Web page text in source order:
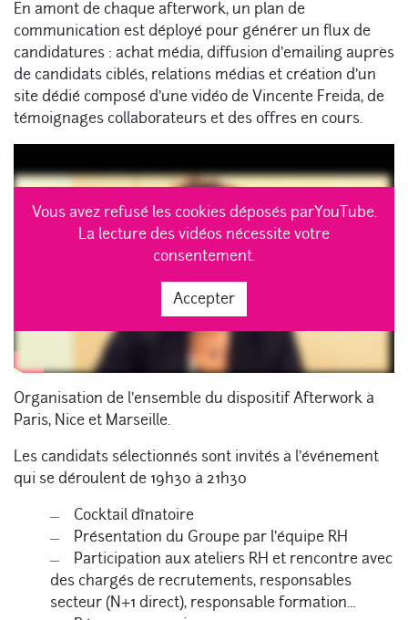
En amont de chaque afterwork, un plan de
communication est déployé pour générer un flux de
candidatures : achat média, diffusion d’emailing auprès
de candidats ciblés, relations médias et création d’un
site dédié composé d’une vidéo de Vincente Freida, de
témoignages collaborateurs et des offres en cours.
Vous avez refusé les cookies déposés parYouTube.
La lecture des vidéos nécessite votre
consentement.
Accepter
Organisation de l’ensemble du dispositif Afterwork à
Paris, Nice et Marseille.
Les candidats sélectionnés sont invités à l’événement
qui se déroulent de 19h30 à 21h30
Cocktail dînatoire
Présentation du Groupe par l’équipe RH
Participation aux ateliers RH et rencontre avec
des chargés de recrutements, responsables
secteur (N+1 direct), responsable formation…